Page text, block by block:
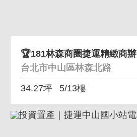
🏆181林森商圈捷運精緻商辦
台北市中山區林森北路
34.27坪 5/13樓